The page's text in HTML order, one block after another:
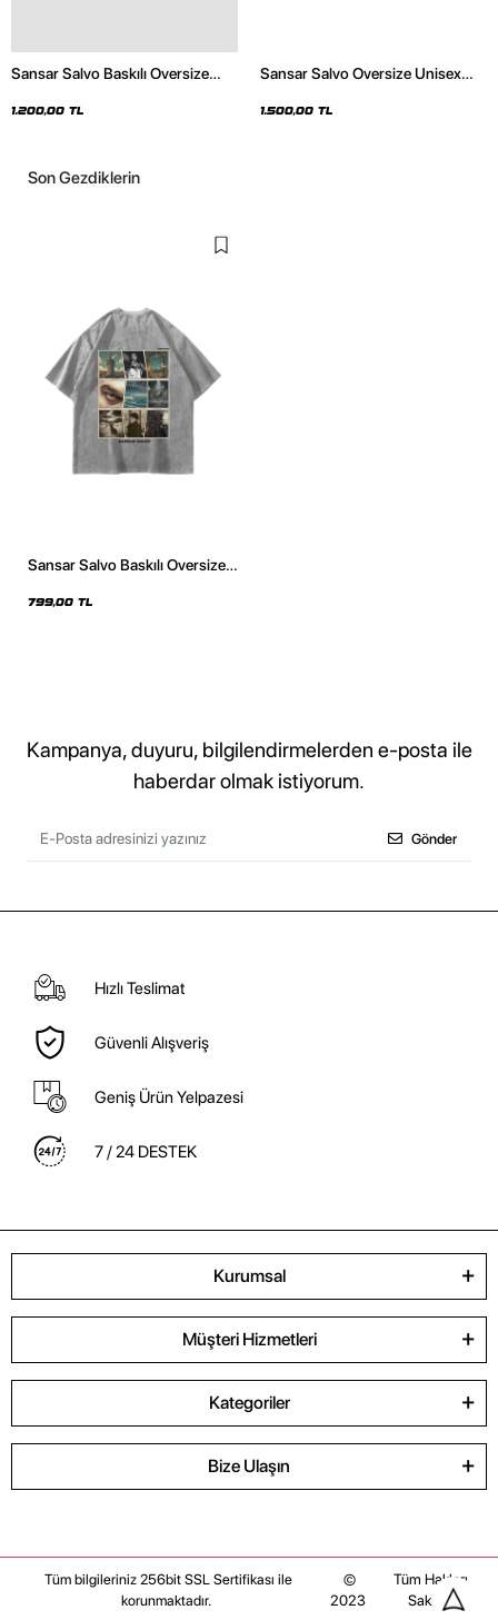
Sansar Salvo Baskılı Oversize
1.200,00 TL
Sansar Salvo Oversize Unisex
1.500,00 TL
Son Gezdiklerin
Sansar Salvo Baskılı Oversize
799,00 TL
Kampanya, duyuru, bilgilendirmelerden e-posta ile
haberdar olmak istiyorum.
Gönder
Hızlı Teslimat
Güvenli Alışveriş
Geniş Ürün Yelpazesi
7 / 24 DESTEK
Kurumsal
Müşteri Hizmetleri
Kategoriler
Bize Ulaşın
Tüm bilgileriniz 256bit SSL Sertifikası ile
korunmaktadır.
©
2023
Tüm Hakları
Saklıdır